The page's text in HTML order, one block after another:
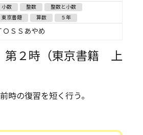
小数 整数
整数と小数
東京書籍
算数 ５年
ＯＳＳあやめ
２時（東京書籍 上
時の復習を短く行う。